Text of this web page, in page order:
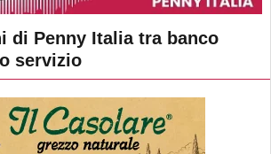
di Penny Italia tra banco
servizio